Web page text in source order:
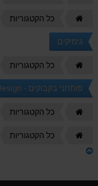
כל הקטגוריות
גימיקים
כל הקטגוריות
פותחני בקבוקים - Anodize Design
כל הקטגוריות
כל הקטגוריות